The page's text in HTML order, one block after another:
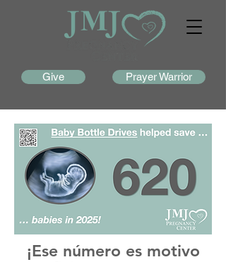
Give Prayer Warrior
¡Ese número es motivo